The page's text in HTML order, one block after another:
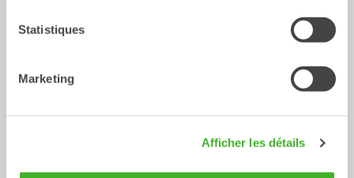
Statistiques
Marketing
Afficher les détails
Pince de tri
Outils hydrauliques